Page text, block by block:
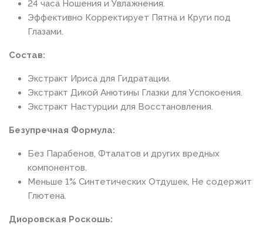
24 часа Ношения и Увлажнения.
Эффективно Корректирует Пятна и Круги под
Глазами.
Состав:
Экстракт Ириса для Гидратации.
Экстракт Дикой Анютины Глазки для Успокоения.
Экстракт Настурции для Восстановления.
Безупречная Формула:
Без Парабенов, Фталатов и других вредных
компонентов.
Меньше 1% Синтетических Отдушек, Не содержит
Глютена.
Диоровская Роскошь: